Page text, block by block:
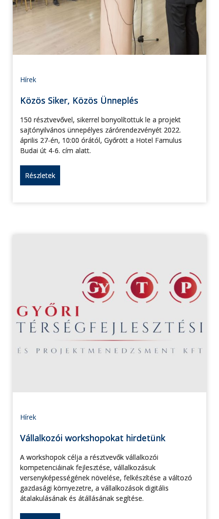
Hírek
Közös Siker, Közös Ünneplés
150 résztvevővel, sikerrel bonyolítottuk le a projekt
sajtónyilvános ünnepélyes zárórendezvényét 2022.
április 27-én, 10:00 órától, Győrött a Hotel Famulus
Budai út 4-6. cím alatt.
Részletek
Hírek
Vállalkozói workshopokat hirdetünk
A workshopok célja a résztvevők vállalkozói
kompetenciáinak fejlesztése, vállalkozásuk
versenyképességének növelése, felkészítése a változó
gazdasági környezetre, a vállalkozások digitális
átalakulásának és átállásának segítése.